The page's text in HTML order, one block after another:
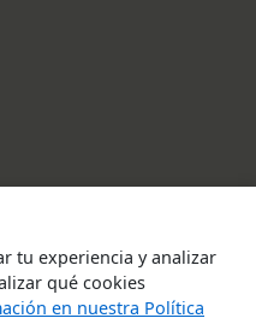
tu experiencia y analizar
qué cookies
en nuestra Política